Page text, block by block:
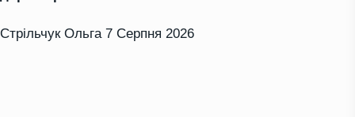
Стрільчук Ольга 7 Серпня 2026